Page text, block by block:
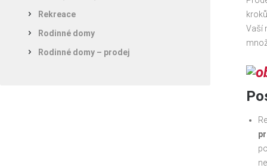
Rekreace
Rodinné domy
Rodinné domy – prodej
Vaší